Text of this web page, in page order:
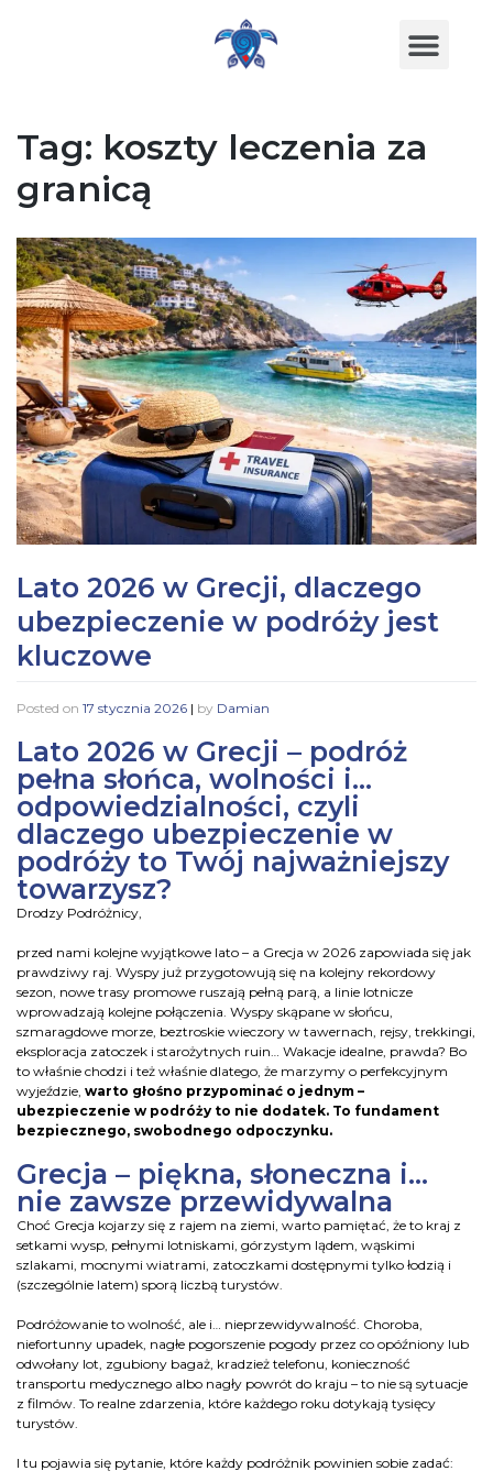
Tag: koszty leczenia za
granicą
Lato 2026 w Grecji, dlaczego
ubezpieczenie w podróży jest
kluczowe
Posted on 17 stycznia 2026 | by Damian
Lato 2026 w Grecji – podróż
pełna słońca, wolności i…
odpowiedzialności, czyli
dlaczego ubezpieczenie w
podróży to Twój najważniejszy
towarzysz?
Drodzy Podróżnicy,
przed nami kolejne wyjątkowe lato – a Grecja w 2026 zapowiada się jak
prawdziwy raj. Wyspy już przygotowują się na kolejny rekordowy
sezon, nowe trasy promowe ruszają pełną parą, a linie lotnicze
wprowadzają kolejne połączenia. Wyspy skąpane w słońcu,
szmaragdowe morze, beztroskie wieczory w tawernach, rejsy, trekkingi,
eksploracja zatoczek i starożytnych ruin… Wakacje idealne, prawda? Bo
to właśnie chodzi i też właśnie dlatego, że marzymy o perfekcyjnym
wyjeździe, warto głośno przypominać o jednym –
ubezpieczenie w podróży to nie dodatek. To fundament
bezpiecznego, swobodnego odpoczynku.
Grecja – piękna, słoneczna i…
nie zawsze przewidywalna
Choć Grecja kojarzy się z rajem na ziemi, warto pamiętać, że to kraj z
setkami wysp, pełnymi lotniskami, górzystym lądem, wąskimi
szlakami, mocnymi wiatrami, zatoczkami dostępnymi tylko łodzią i
(szczególnie latem) sporą liczbą turystów.
Podróżowanie to wolność, ale i… nieprzewidywalność. Choroba,
niefortunny upadek, nagłe pogorszenie pogody przez co opóźniony lub
odwołany lot, zgubiony bagaż, kradzież telefonu, konieczność
transportu medycznego albo nagły powrót do kraju – to nie są sytuacje
z filmów. To realne zdarzenia, które każdego roku dotykają tysięcy
turystów.
I tu pojawia się pytanie, które każdy podróżnik powinien sobie zadać: